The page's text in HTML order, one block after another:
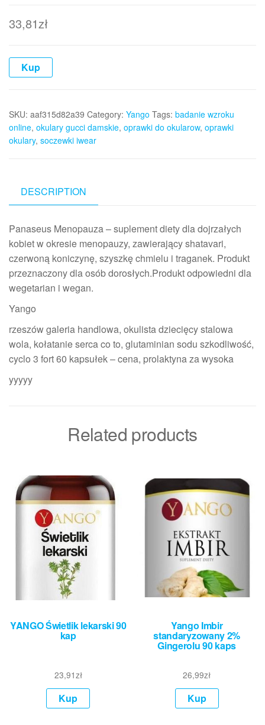
33,81zł
Kup
SKU: aaf315d82a39 Category: Yango Tags: badanie wzroku
online, okulary gucci damskie, oprawki do okularow, oprawki
okulary, soczewki iwear
DESCRIPTION
Panaseus Menopauza – suplement diety dla dojrzałych
kobiet w okresie menopauzy, zawierający shatavari,
czerwoną koniczynę, szyszkę chmielu i traganek. Produkt
przeznaczony dla osób dorosłych.Produkt odpowiedni dla
wegetarian i wegan.
Yango
rzeszów galeria handlowa, okulista dziecięcy stalowa
wola, kołatanie serca co to, glutaminian sodu szkodliwość,
cyclo 3 fort 60 kapsułek – cena, prolaktyna za wysoka
yyyyy
Related products
YANGO Świetlik lekarski 90
kap
23,91zł
Kup
Yango Imbir
standaryzowany 2%
Gingerolu 90 kaps
26,99zł
Kup